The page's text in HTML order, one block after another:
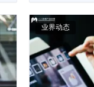
业界动态